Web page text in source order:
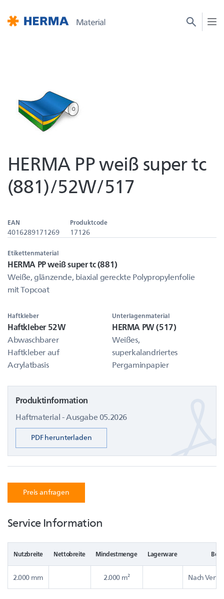
HERMA PP weiß super tc
(881)/52W/517
EAN
4016289171269
Produktcode
17126
Etikettenmaterial
HERMA PP weiß super tc (881)
Weiße, glänzende, biaxial gereckte Polypropylenfolie
mit Topcoat
Haftkleber
Haftkleber 52W
Abwaschbarer
Haftkleber auf
Acrylatbasis
Unterlagenmaterial
HERMA PW (517)
Weißes,
superkalandriertes
Pergaminpapier
Produktinformation
Haftmaterial - Ausgabe 05.2026
PDF herunterladen
Preis anfragen
Service Information
Nutzbreite Nettobreite Mindestmenge Lagerware
2.000 mm 2.000 m² Nach